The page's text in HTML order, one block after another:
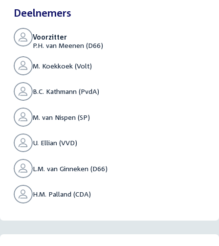
Deelnemers
Voorzitter
P.H. van Meenen (D66)
M. Koekkoek (Volt)
B.C. Kathmann (PvdA)
M. van Nispen (SP)
U. Ellian (VVD)
L.M. van Ginneken (D66)
H.M. Palland (CDA)